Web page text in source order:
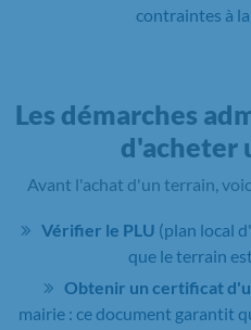
contraintes à
Les démarches
d'acheter
Avant l'achat d'un terrain,
Vérifier le PLU (plan local
que le terrain
Obtenir un certificat
mairie : ce document garantit